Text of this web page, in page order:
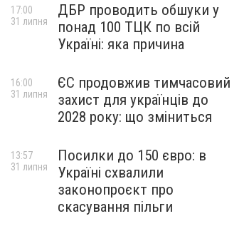
ДБР проводить обшуки у
понад 100 ТЦК по всій
Україні: яка причина
17:00
31 липня
ЄС продовжив тимчасовий
захист для українців до
2028 року: що зміниться
16:00
31 липня
Посилки до 150 євро: в
Україні схвалили
законопроєкт про
скасування пільги
13:57
31 липня